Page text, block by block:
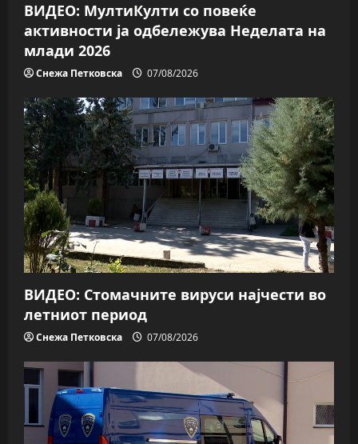
ВИДЕО: МултиКулти со повеќе
активности ја одбележува Неделата на
млади 2026
Снежа Петковска 07/08/2026
ВИДЕО: Стомачните вируси најчести во
летниот период
Снежа Петковска 07/08/2026